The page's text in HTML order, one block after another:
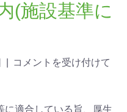
(施設基準に
コメントを受け付けて
適合している旨、厚生